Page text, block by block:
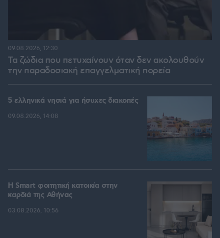
Τα ζώδια που πετυχαίνουν όταν δεν ακολουθούν
την παραδοσιακή επαγγελματική πορεία
09.08.2026, 12:30
5 ελληνικά νησιά για ήσυχες διακοπές
09.08.2026, 14:08
Η Smart φοιτητική κατοικία στην
καρδιά της Αθήνας
03.08.2026, 10:56